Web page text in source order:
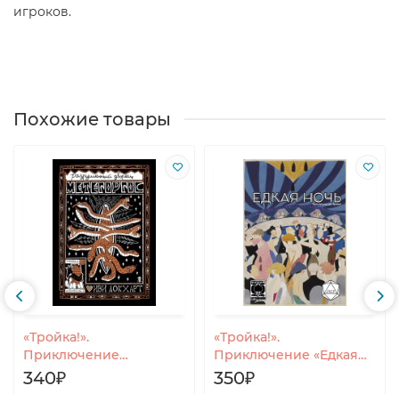
игроков.
Похожие товары
«Тройка!».
Приключение
«Разрушенный дворец
340₽
«Тройка!».
Приключение «Едкая
ночь».
350₽